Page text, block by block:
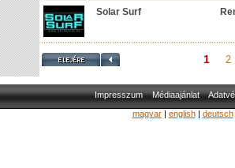
Solar Surf
1 2
Impresszum Médiaajánlat
magyar| english| deutsch